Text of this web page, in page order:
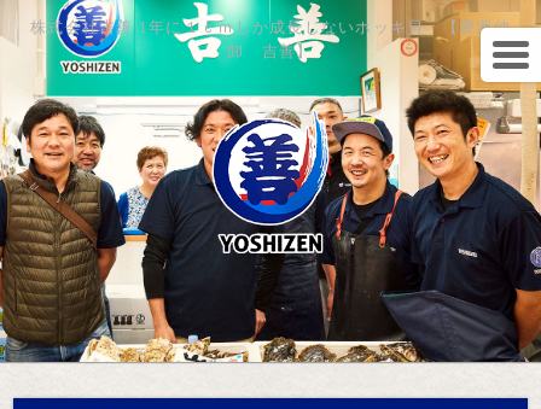
株式会社吉善 1年に１ｃｍしか成長しないホッキ貝 【豊洲仲
卸 吉善】